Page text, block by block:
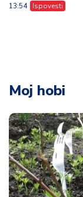
13:54 Ispovesti
Moj hobi